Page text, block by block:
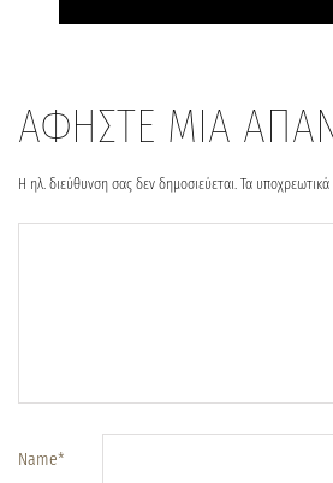
ΑΦΗΣΤΕ ΜΙΑ
Η ηλ. διεύθυνση σας δεν δημοσιεύεται. Τα υποχρεωτικά
Name*